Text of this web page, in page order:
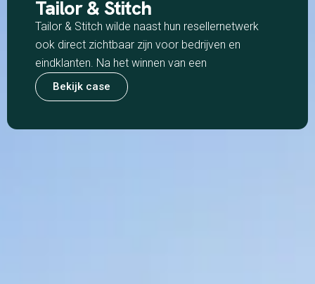
Tailor & Stitch
Tailor & Stitch wilde naast hun resellernetwerk
ook direct zichtbaar zijn voor bedrijven en
eindklanten. Na het winnen van een
Bekijk case